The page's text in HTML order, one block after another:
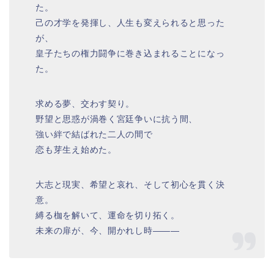
た。
己の才学を発揮し、人生も変えられると思った
が、
皇子たちの権力闘争に巻き込まれることになっ
た。
求める夢、交わす契り。
野望と思惑が渦巻く宮廷争いに抗う間、
強い絆で結ばれた二人の間で
恋も芽生え始めた。
大志と現実、希望と哀れ、そして初心を貫く決
意。
縛る枷を解いて、運命を切り拓く。
未来の扉が、今、開かれし時―――